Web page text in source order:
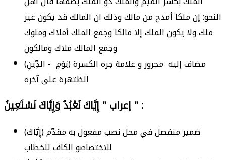
النحو: إن ملكا أمدح من مالك وذلك ان المالك قد يكون غير
ملك ولا يكون الملك إلا مالكا وجمع الملك أملاك وملوك
(يَوْمِ - الدِّينِ) مضاف إليه مجرور و علامة جره الكسرة
إعراب " إِيَّاكَ نَعْبُدُ وَإِيَّاكَ نَسْتَعِينُ " :
(إِيَّاكَ) ضمير منفصل في محل نصب مفعول به مقدّم
للاختصاصو الكاف للخطاب